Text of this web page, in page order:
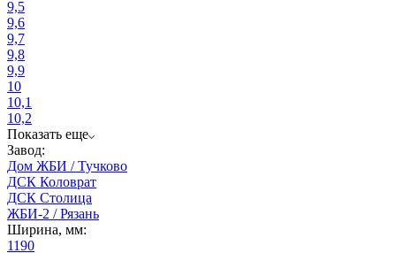
9,5
9,6
9,7
9,8
9,9
10
10,1
10,2
Показать еще
Завод:
Дом ЖБИ / Тучково
ДСК Коловрат
ДСК Столица
ЖБИ-2 / Рязань
Ширина, мм:
1190